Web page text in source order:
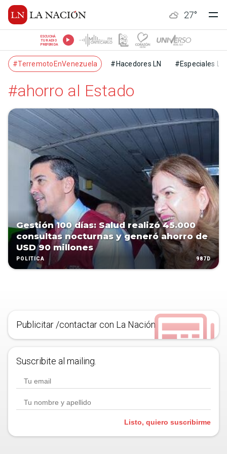
27°
ESCUCHÁ
TU RADIO
PREFERIDA
#TerremotoEnVenezuela #Hacedores LN #Especiales LN
#ahorro al Estado
Gestión 100 días: Salud realizó 45.000
consultas nocturnas y generó ahorro de
USD 90 millones
POLÍTICA 987D
Publicitar /contactar con La Nación
Suscribite al mailing.
Listo, quiero suscribirme